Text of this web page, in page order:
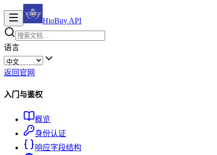
HioBuy API
语言
返回官网
入门与鉴权
概览
身份认证
响应字段结构